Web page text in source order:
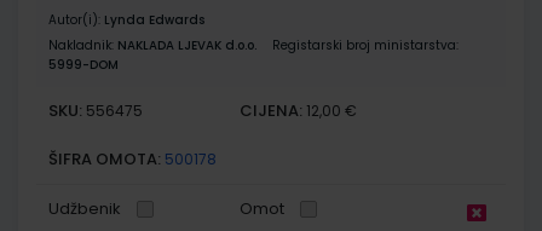
Autor(i): Lynda Edwards
Nakladnik: NAKLADA LJEVAK d.o.o.
Registarski broj ministarstva:
5999-DOM
SKU: 556475 CIJENA: 12,00 €
ŠIFRA OMOTA: 500178
Udžbenik Omot